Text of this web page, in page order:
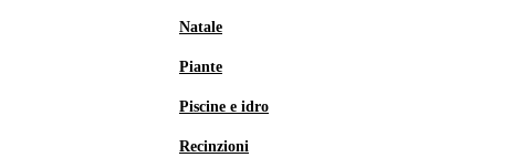
Natale
Piante
Piscine e idro
Recinzioni